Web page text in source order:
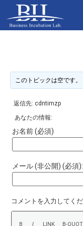
このトピックは空です。
返信先: cdntimzp
あなたの情報:
お名前 (必須)
メール (非公開) (必須):